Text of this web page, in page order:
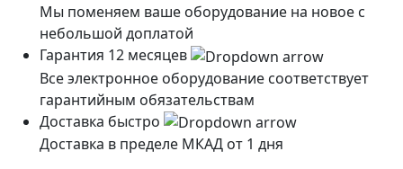
Мы поменяем ваше оборудование на новое с
небольшой доплатой
Гарантия 12 месяцев
Все электронное оборудование соответствует
гарантийным обязательствам
Доставка быстро
Доставка в пределе МКАД от 1 дня